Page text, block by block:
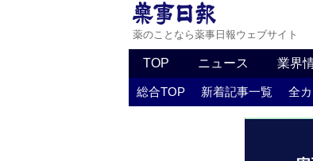
薬のことなら薬事日報ウェブサイト
TOP ニュース 業界
総合TOP 新着記事一覧 全